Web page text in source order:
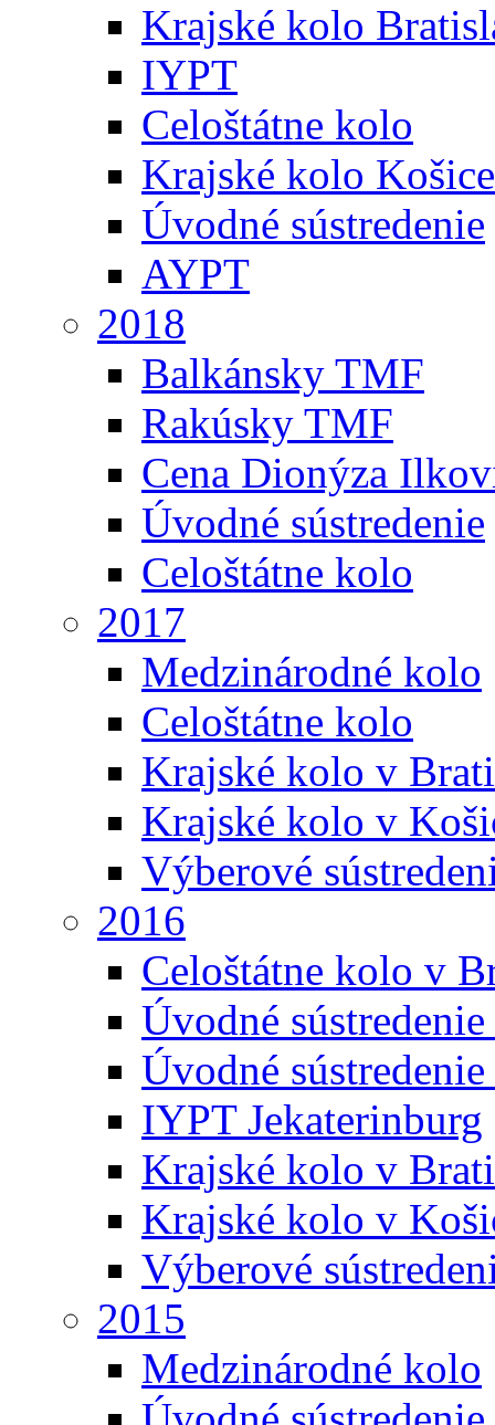
Krajské kolo
IYPT
Celoštátne kolo
Krajské kolo Košice
Úvodné sústredenie
AYPT
2018
Balkánsky TMF
Rakúsky TMF
Cena Dionýza
Úvodné sústredenie
Celoštátne kolo
2017
Medzinárodné kolo
Celoštátne kolo
Krajské kolo v
Krajské kolo v
Výberové
2016
Celoštátne kolo v
Úvodné
Úvodné
IYPT Jekaterinburg
Krajské kolo v
Krajské kolo v
Výberové
2015
Medzinárodné kolo